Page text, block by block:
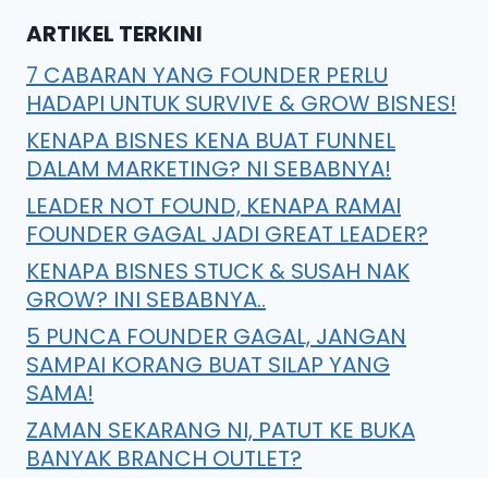
ARTIKEL TERKINI
7 CABARAN YANG FOUNDER PERLU
HADAPI UNTUK SURVIVE & GROW BISNES!
KENAPA BISNES KENA BUAT FUNNEL
DALAM MARKETING? NI SEBABNYA!
LEADER NOT FOUND, KENAPA RAMAI
FOUNDER GAGAL JADI GREAT LEADER?
KENAPA BISNES STUCK & SUSAH NAK
GROW? INI SEBABNYA..
5 PUNCA FOUNDER GAGAL, JANGAN
SAMPAI KORANG BUAT SILAP YANG
SAMA!
ZAMAN SEKARANG NI, PATUT KE BUKA
BANYAK BRANCH OUTLET?